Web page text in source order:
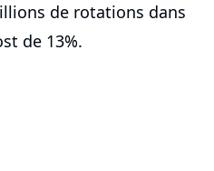
de rotations dans
de 13%.